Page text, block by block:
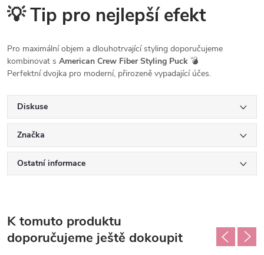
💡 Tip pro nejlepší efekt
Pro maximální objem a dlouhotrvající styling doporučujeme
kombinovat s American Crew Fiber Styling Puck 💣
Perfektní dvojka pro moderní, přirozeně vypadající účes.
Diskuse
Značka
Ostatní informace
K tomuto produktu
doporučujeme ještě dokoupit